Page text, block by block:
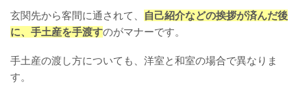
玄関先から客間に通されて、
自己紹介などの挨拶が済んだ後
に、手土産を手渡すのがマナーです。
手土産の渡し方についても、洋室と和室の場合で異なりま
す。